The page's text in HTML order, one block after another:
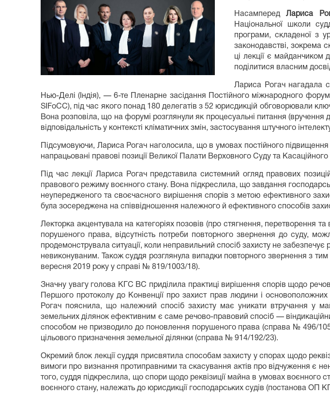
НасампередЛариса
Національної школи
програми, складеної з
законодавстві, зокрема
ці лекції є
поділитися власним
Лариса Рогач нагадала
Нью-Делі (Індія), — 6-те Пленарне засідання Постійного міжнародного
SIFoCC), під час якого понад 180 делегатів з 52 юрисдикцій обговорювали
Вона розповіла, що на форумі розглянули як процесуальні питання
відповідальність у контексті кліматичних змін, застосування штучного
Підсумовуючи, Лариса Рогач наголосила, що в умовах постійного
напрацьовані правові позиції Великої Палати Верховного Суду та
Під час лекції Лариса Рогач представила системний огляд правових
правового режиму воєнного стану. Вона підкреслила, що завдання
неупередженого та своєчасного вирішення спорів з метою ефективного
була зосереджена на співвідношення належного й ефективного способів
Лекторка акцентувала на категоріях позовів (про стягнення, перетворення
порушеного права, відсутність потреби повторного звернення до суду,
продемонструвала ситуації, коли неправильний спосіб захисту не
невиконуваним. Також суддя розглянула випадки повторного звернення з
вересня 2019 року у справі № 819/1003/18).
Значну увагу голова КГС ВС приділила практиці вирішення спорів щодо
Першого протоколу до Конвенції про захист прав людини і
Рогач пояснила, що належний спосіб захисту має уникати втручання у
земельних ділянок ефективним є саме речово-правовий спосіб —
способом не призводило до поновлення порушеного права (справа № 496/
цільового призначення земельної ділянки (справа № 914/192/23).
Окремий блок лекції суддя присвятила способам захисту у спорах щодо
вимоги про визнання протиправними та скасування актів про відчуження є
того, суддя підкреслила, що спори щодо реквізиції майна в умовах
воєнного стану, належать до юрисдикції господарських судів (постанова